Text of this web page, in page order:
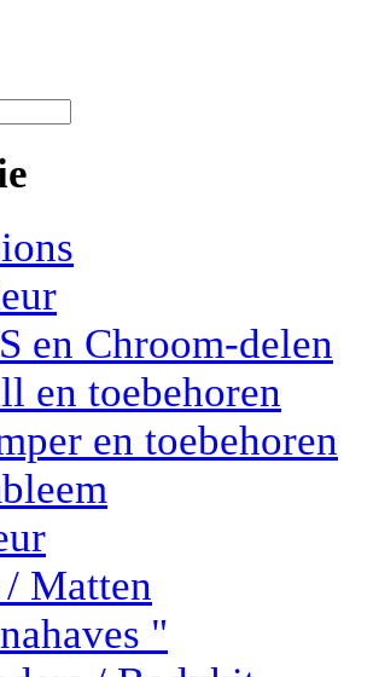
en Chroom-delen
en toebehoren
en toebehoren
Matten
"